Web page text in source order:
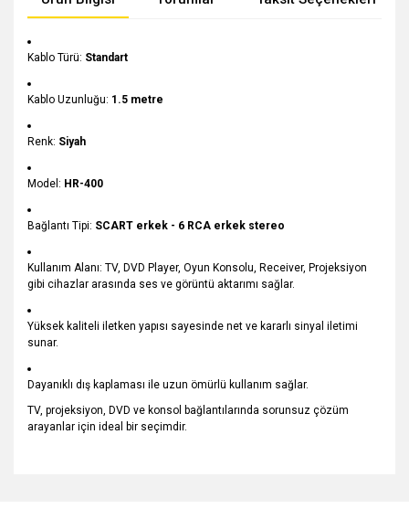
Kablo Türü: Standart
Kablo Uzunluğu: 1.5 metre
Renk: Siyah
Model: HR-400
Bağlantı Tipi: SCART erkek - 6 RCA erkek stereo
Kullanım Alanı: TV, DVD Player, Oyun Konsolu, Receiver, Projeksiyon
gibi cihazlar arasında ses ve görüntü aktarımı sağlar.
Yüksek kaliteli iletken yapısı sayesinde net ve kararlı sinyal iletimi
sunar.
Dayanıklı dış kaplaması ile uzun ömürlü kullanım sağlar.
TV, projeksiyon, DVD ve konsol bağlantılarında sorunsuz çözüm
arayanlar için ideal bir seçimdir.